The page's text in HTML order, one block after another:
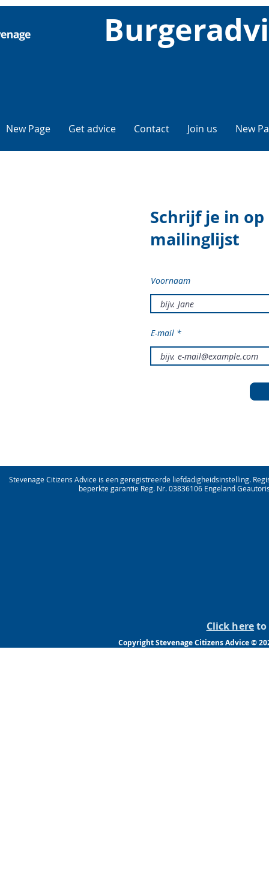
New Page Get advice Contact Join us New
Schrijf je in
mailinglijst
Voornaam
E-mail
Stevenage Citizens Advice is een geregistreerde liefdadigheidsinstelling.
beperkte garantie Reg. Nr. 03836106 Engeland
Click hereto
Copyright Stevenage Citizens Advice ©